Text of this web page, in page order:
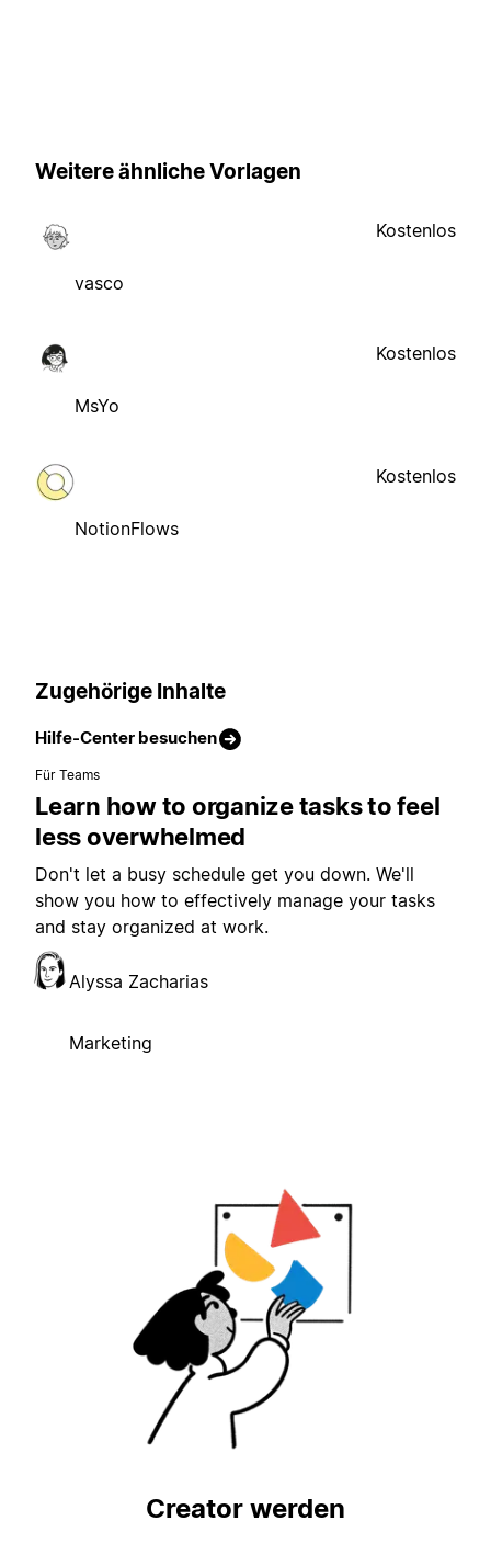
Weitere ähnliche Vorlagen
vasco
Kostenlos
MsYo
Kostenlos
NotionFlows
Kostenlos
Zugehörige Inhalte
Hilfe-Center besuchen
Für Teams
Learn how to organize tasks to feel
less overwhelmed
Don't let a busy schedule get you down. We'll
show you how to effectively manage your tasks
and stay organized at work.
Alyssa Zacharias
Marketing
Creator werden